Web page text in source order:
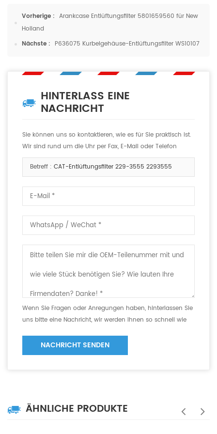
Vorherige : Arankcase Entlüftungsfilter 5801659560 für New
Holland
Nächste : P636075 Kurbelgehäuse-Entlüftungsfilter WS10107
HINTERLASS EINE
NACHRICHT
Sie können uns so kontaktieren, wie es für Sie praktisch ist.
Wir sind rund um die Uhr per Fax, E-Mail oder Telefon
erreichbar.
Betreff : CAT-Entlüftungsfilter 229-3555 2293555
Wenn Sie Fragen oder Anregungen haben, hinterlassen Sie
uns bitte eine Nachricht, wir werden Ihnen so schnell wie
NACHRICHT SENDEN
ÄHNLICHE PRODUKTE